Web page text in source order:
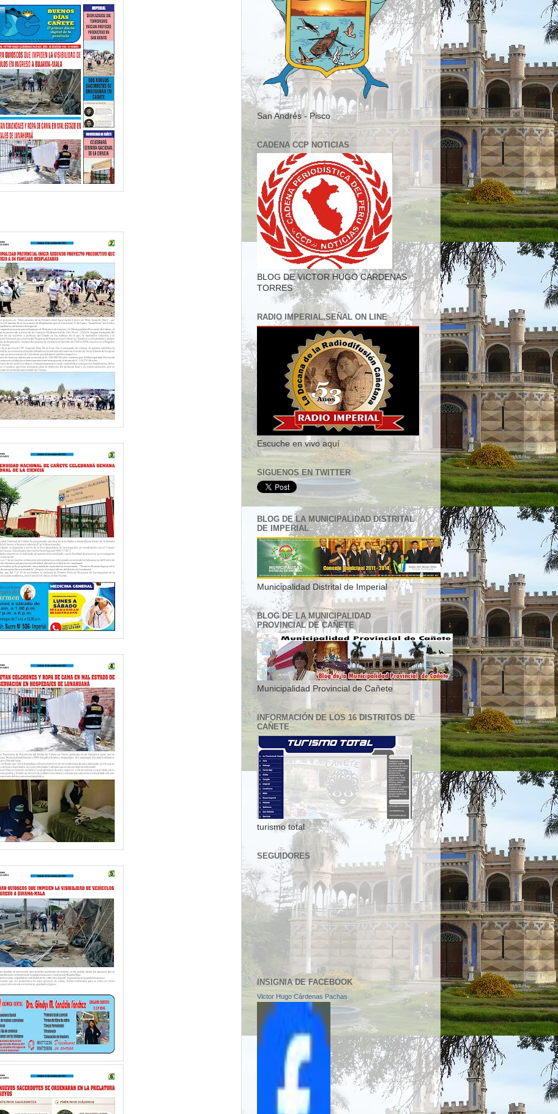
San Andrés - Pisco
CADENA CCP NOTICIAS
BLOG DE VICTOR HUGO CARDENAS
TORRES
RADIO IMPERIAL,SEÑAL ON LINE
Escuche en vivo aquí
SIGUENOS EN TWITTER
BLOG DE LA MUNICIPALIDAD DISTRITAL
DE IMPERIAL
Municipalidad Distrital de Imperial
BLOG DE LA MUNICIPALIDAD
PROVINCIAL DE CAÑETE
Municipalidad Provincial de Cañete
INFORMACIÓN DE LOS 16 DISTRITOS DE
CAÑETE
turismo total
SEGUIDORES
INSIGNIA DE FACEBOOK
Victor Hugo Cárdenas Pachas